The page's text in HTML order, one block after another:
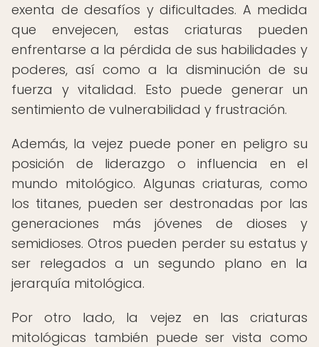
exenta de desafíos y dificultades. A medida
que envejecen, estas criaturas pueden
enfrentarse a la pérdida de sus habilidades y
poderes, así como a la disminución de su
fuerza y vitalidad. Esto puede generar un
sentimiento de vulnerabilidad y frustración.
Además, la vejez puede poner en peligro su
posición de liderazgo o influencia en el
mundo mitológico. Algunas criaturas, como
los titanes, pueden ser destronadas por las
generaciones más jóvenes de dioses y
semidioses. Otros pueden perder su estatus y
ser relegados a un segundo plano en la
jerarquía mitológica.
Por otro lado, la vejez en las criaturas
mitológicas también puede ser vista como